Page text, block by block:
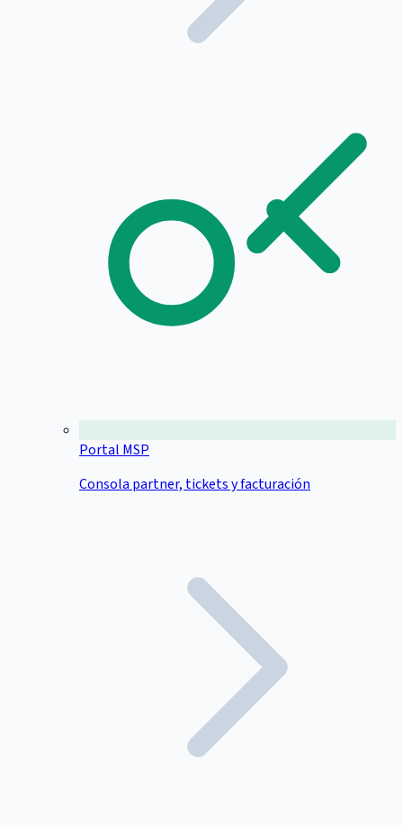
Portal MSP
Consola partner, tickets y facturación